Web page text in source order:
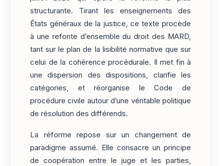
structurante. Tirant les enseignements des
États généraux de la justice, ce texte procède
à une refonte d’ensemble du droit des MARD,
tant sur le plan de la lisibilité normative que sur
celui de la cohérence procédurale. Il met fin à
une dispersion des dispositions, clarifie les
catégories, et réorganise le Code de
procédure civile autour d’une véritable politique
de résolution des différends.
La réforme repose sur un changement de
paradigme assumé. Elle consacre un principe
de coopération entre le juge et les parties,